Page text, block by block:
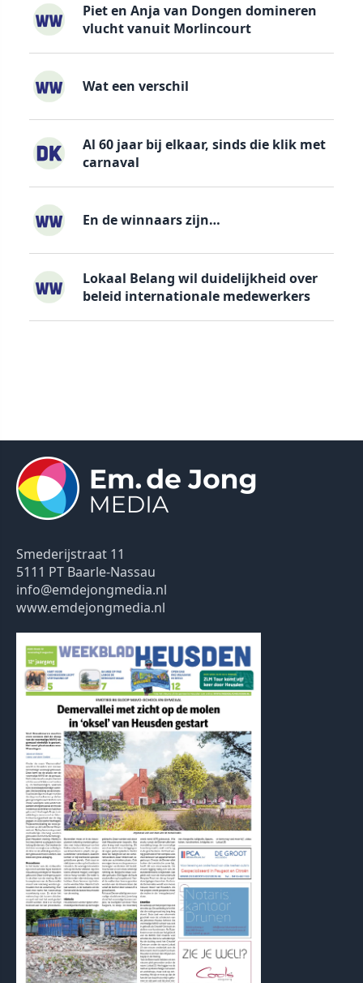
Piet en Anja van Dongen domineren
vlucht vanuit Morlincourt
Wat een verschil
Al 60 jaar bij elkaar, sinds die klik met
carnaval
En de winnaars zijn…
Lokaal Belang wil duidelijkheid over
beleid internationale medewerkers
Smederijstraat 11
5111 PT Baarle-Nassau
info@emdejongmedia.nl
www.emdejongmedia.nl